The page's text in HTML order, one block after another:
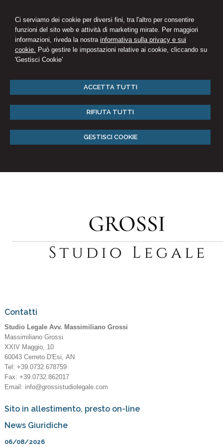
Ci serviamo dei cookie per diversi fini, tra l'altro per consentire
funzioni del sito web e attività di marketing mirate. Per maggiori
informazioni, riveda la nostra informativa sulla privacy e sui
cookie. Può gestire le impostazioni relative ai cookie, cliccando su
'Gestisci Cookie'
ACCETTA TUTTI
RIFIUTA TUTTI
GESTISCI COOKIE
Contatti
Studio Legale Avv. Massimiliano Grossi
Massimiliano Grossi
XXIV Maggio, 10
60043 Cerreto D'Esi, AN
Tel: +39.0732.678759
Fax: +39.0732.862017
Email: info@grossistudiolegale.com
Sito in allestimento, presto on-line
News Giuridiche
06/08/2026